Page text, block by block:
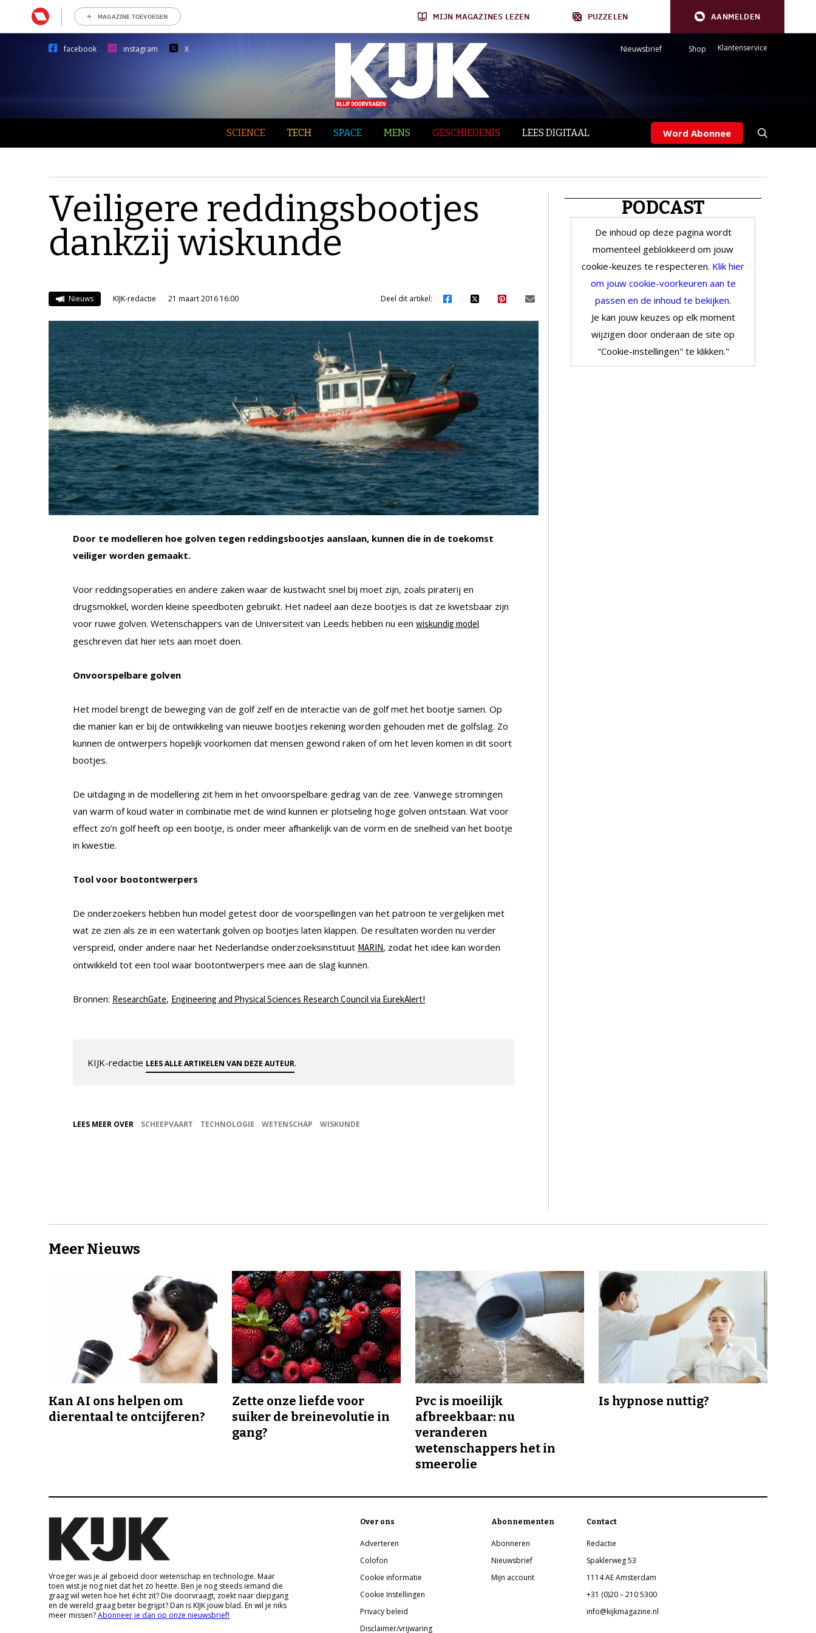
MAGAZINE TOEVOEGEN MIJN MAGAZINES LEZEN PUZZELEN AANMELDEN
facebook instagram X Nieuwsbrief Shop Klantenservice
SCIENCE TECH SPACE MENS GESCHIEDENIS LEES DIGITAAL Word Abonnee
Veiligere reddingsbootjes
dankzij wiskunde
Nieuws KIJK-redactie 21 maart 2016 16:00 Deel dit artikel:
Door te modelleren hoe golven tegen reddingsbootjes aanslaan, kunnen die in de toekomst
veiliger worden gemaakt.
Voor reddingsoperaties en andere zaken waar de kustwacht snel bij moet zijn, zoals piraterij en
drugsmokkel, worden kleine speedboten gebruikt. Het nadeel aan deze bootjes is dat ze kwetsbaar zijn
voor ruwe golven. Wetenschappers van de Universiteit van Leeds hebben nu een wiskundig model
geschreven dat hier iets aan moet doen.
Onvoorspelbare golven
Het model brengt de beweging van de golf zelf en de interactie van de golf met het bootje samen. Op
die manier kan er bij de ontwikkeling van nieuwe bootjes rekening worden gehouden met de golfslag. Zo
kunnen de ontwerpers hopelijk voorkomen dat mensen gewond raken of om het leven komen in dit soort
bootjes.
De uitdaging in de modellering zit hem in het onvoorspelbare gedrag van de zee. Vanwege stromingen
van warm of koud water in combinatie met de wind kunnen er plotseling hoge golven ontstaan. Wat voor
effect zo’n golf heeft op een bootje, is onder meer afhankelijk van de vorm en de snelheid van het bootje
in kwestie.
Tool voor bootontwerpers
De onderzoekers hebben hun model getest door de voorspellingen van het patroon te vergelijken met
wat ze zien als ze in een watertank golven op bootjes laten klappen. De resultaten worden nu verder
verspreid, onder andere naar het Nederlandse onderzoeksinstituut MARIN, zodat het idee kan worden
ontwikkeld tot een tool waar bootontwerpers mee aan de slag kunnen.
Bronnen: ResearchGate, Engineering and Physical Sciences Research Council via EurekAlert!
KIJK-redactie LEES ALLE ARTIKELEN VAN DEZE AUTEUR.
LEES MEER OVER SCHEEPVAART TECHNOLOGIE WETENSCHAP WISKUNDE
PODCAST
De inhoud op deze pagina wordt
momenteel geblokkeerd om jouw
cookie-keuzes te respecteren. Klik hier
om jouw cookie-voorkeuren aan te
passen en de inhoud te bekijken.
Je kan jouw keuzes op elk moment
wijzigen door onderaan de site op
"Cookie-instellingen" te klikken."
Meer Nieuws
Kan AI ons helpen om
dierentaal te ontcijferen?
Zette onze liefde voor
suiker de breinevolutie in
gang?
Pvc is moeilijk
afbreekbaar: nu
veranderen
wetenschappers het in
smeerolie
Is hypnose nuttig?
Vroeger was je al geboeid door wetenschap en technologie. Maar
toen wist je nog niet dat het zo heette. Ben je nog steeds iemand die
graag wil weten hoe het écht zit? Die doorvraagt, zoekt naar diepgang
en de wereld graag beter begrijpt? Dan is KIJK jouw blad. En wil je niks
meer missen?Abonneer je dan op onze nieuwsbrief!
Over ons
Adverteren
Colofon
Cookie informatie
Cookie Instellingen
Privacy beleid
Disclaimer/vrijwaring
Abonnementen
Abonneren
Nieuwsbrief
Mijn account
Contact
Redactie
Spaklerweg 53
1114 AE Amsterdam
+31 (0)20 – 210 5300
info@kijkmagazine.nl